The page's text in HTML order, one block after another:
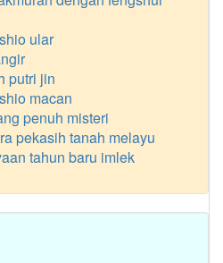
ular
putri jin
macan
penuh misteri
pekasih tanah melayu
tahun baru imlek